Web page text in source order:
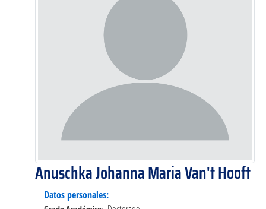
Anuschka Johanna Maria Van't Hooft
Datos personales: